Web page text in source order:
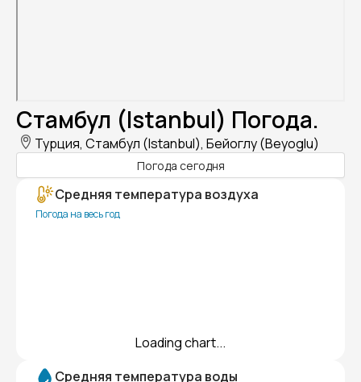
Стамбул (Istanbul) Погода.
Турция, Стамбул (Istanbul), Бейоглу (Beyoglu)
Погода сегодня
Средняя температура воздуха
Погода на весь год
Loading chart...
Средняя температура воды